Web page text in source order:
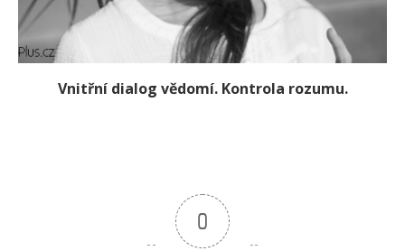
Vnitřní dialog vědomí. Kontrola rozumu.
0